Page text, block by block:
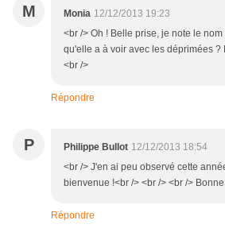
M Monia 12/12/2013 19:23
<br /> Oh ! Belle prise, je note le
qu'elle a à voir avec les déprimées ?
<br />
Répondre
P Philippe Bullot 12/12/2013 18:54
<br /> J'en ai peu observé cette
bienvenue !<br /> <br /> <br />
Répondre